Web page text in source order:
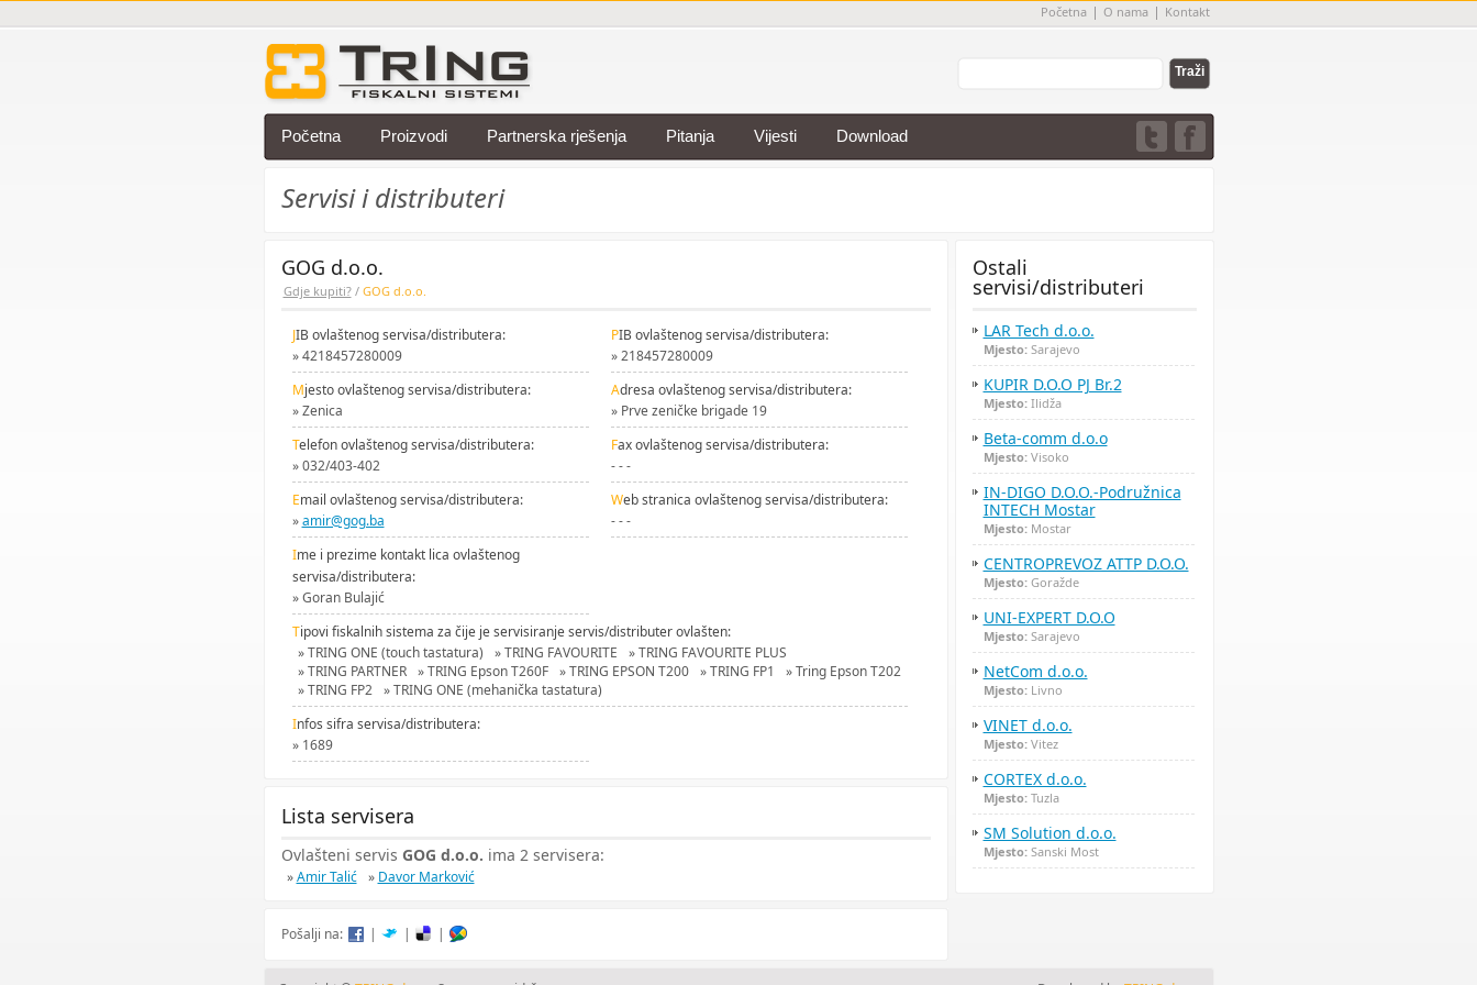
Početna O nama Kontakt
Početna Proizvodi Partnerska rješenja Pitanja Vijesti Download
Servisi i distributeri
GOG d.o.o.
Gdje kupiti? / GOG d.o.o.
JIB ovlaštenog servisa/distributera:
» 4218457280009
PIB ovlaštenog servisa/distributera:
» 218457280009
Mjesto ovlaštenog servisa/distributera:
» Zenica
Adresa ovlaštenog servisa/distributera:
» Prve zeničke brigade 19
Telefon ovlaštenog servisa/distributera:
» 032/403-402
Fax ovlaštenog servisa/distributera:
- - -
Email ovlaštenog servisa/distributera:
»amir@gog.ba
Web stranica ovlaštenog servisa/distributera:
- - -
Ime i prezime kontakt lica ovlaštenog
servisa/distributera:
» Goran Bulajić
Tipovi fiskalnih sistema za čije je servisiranje servis/distributer ovlašten:
» TRING ONE (touch tastatura)
» TRING FAVOURITE
» TRING FAVOURITE PLUS
» TRING PARTNER
» TRING Epson T260F » TRING EPSON T200 » TRING FP1
» Tring Epson T202
» TRING FP2
» TRING ONE (mehanička tastatura)
Infos sifra servisa/distributera:
» 1689
Lista servisera
Ovlašteni servis GOG d.o.o. ima 2 servisera:
»Amir Talić » Davor Marković
Pošalji na: | | |
Ostali
servisi/distributeri
LAR Tech d.o.o.
Mjesto: Sarajevo
KUPIR D.O.O PJ Br.2
Mjesto: Ilidža
Beta-comm d.o.o
Mjesto: Visoko
IN-DIGO D.O.O.-Podružnica
INTECH Mostar
Mjesto: Mostar
CENTROPREVOZ ATTP D.O.O.
Mjesto: Goražde
UNI-EXPERT D.O.O
Mjesto: Sarajevo
NetCom d.o.o.
Mjesto: Livno
VINET d.o.o.
Mjesto: Vitez
CORTEX d.o.o.
Mjesto: Tuzla
SM Solution d.o.o.
Mjesto: Sanski Most